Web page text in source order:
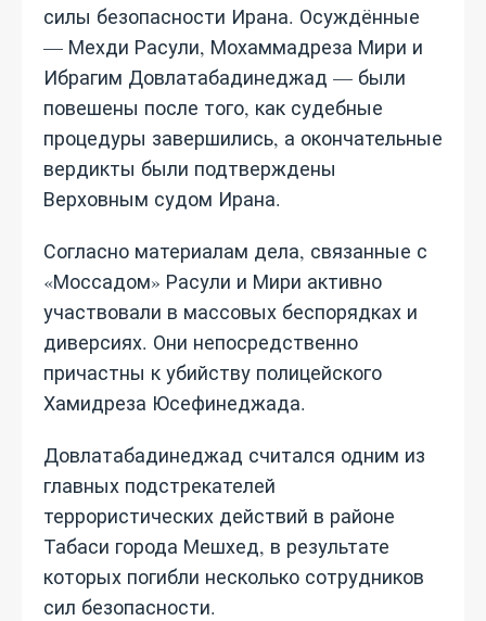
силы безопасности Ирана. Осуждённые
— Мехди Расули, Мохаммадреза Мири и
Ибрагим Довлатабадинеджад — были
повешены после того, как судебные
процедуры завершились, а окончательные
вердикты были подтверждены
Верховным судом Ирана.
Согласно материалам дела, связанные с
«Моссадом» Расули и Мири активно
участвовали в массовых беспорядках и
диверсиях. Они непосредственно
причастны к убийству полицейского
Хамидреза Юсефинеджада.
Довлатабадинеджад считался одним из
главных подстрекателей
террористических действий в районе
Табаси города Мешхед, в результате
которых погибли несколько сотрудников
сил безопасности.